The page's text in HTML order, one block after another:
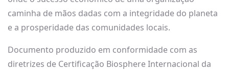
caminha de mãos dadas com a integridade do planeta
e a prosperidade das comunidades locais.
Documento produzido em conformidade com as
diretrizes de Certificação Biosphere Internacional da